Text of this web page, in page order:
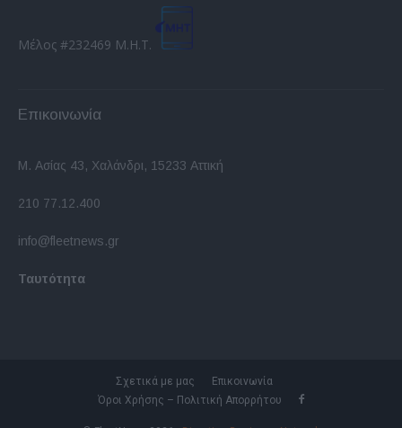
Μέλος #232469 Μ.Η.Τ.
Επικοινωνία
Μ. Ασίας 43, Χαλάνδρι, 15233 Αττική
210 77.12.400
info@fleetnews.gr
Ταυτότητα
Σχετικά με μας
Επικοινωνία
Όροι Χρήσης – Πολιτική Απορρήτου